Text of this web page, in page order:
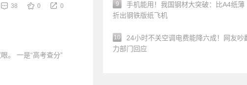
38 0 0
。 一是“高考查分”
9
手机能用！我国钢材大突破：比A4纸薄
折出钢铁版纸飞机
10
24小时不关空调电费能降六成！网友吵
力部门回应